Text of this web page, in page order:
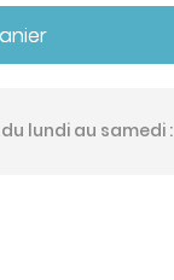
lundi au samedi :